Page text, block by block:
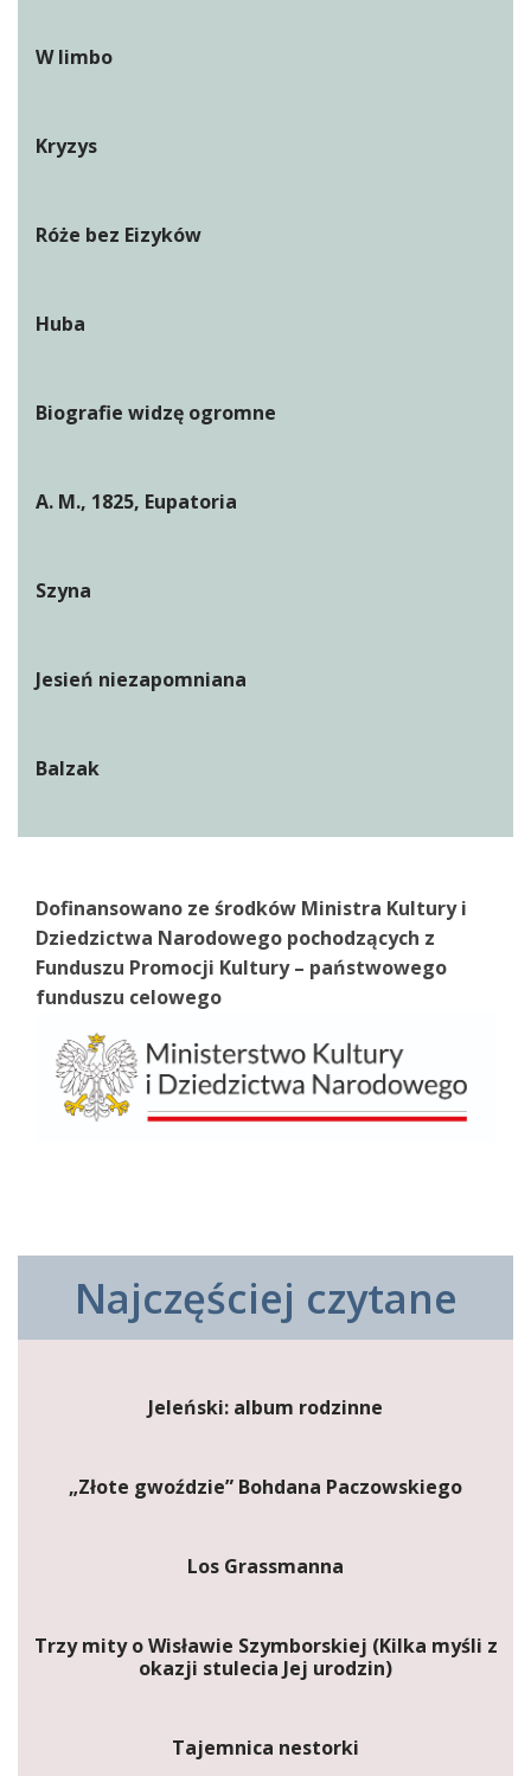
W limbo
Kryzys
Róże bez Eizyków
Huba
Biografie widzę ogromne
A. M., 1825, Eupatoria
Szyna
Jesień niezapomniana
Balzak
Dofinansowano ze środków Ministra Kultury i
Dziedzictwa Narodowego pochodzących z
Funduszu Promocji Kultury – państwowego
funduszu celowego
Najczęściej czytane
Jeleński: album rodzinne
„Złote gwoździe” Bohdana Paczowskiego
Los Grassmanna
Trzy mity o Wisławie Szymborskiej (Kilka myśli z
okazji stulecia Jej urodzin)
Tajemnica nestorki